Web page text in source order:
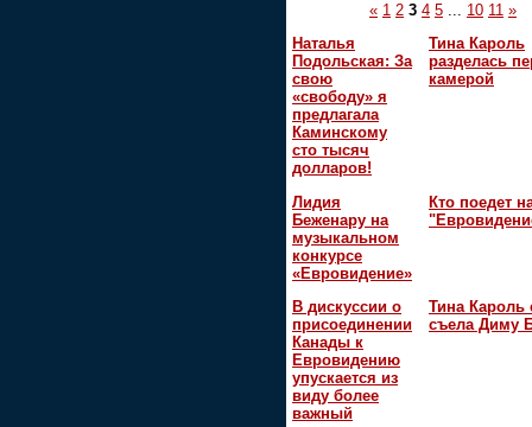
« 1 2 3 4 5 ... 10 11 »
Наталья
Подольская: За
свою
«свободу» я
предлагала
Каминскому
сто тысяч
долларов!
Тина Кароль
разделась
камерой
Лидия
Беженару на
музыкальном
конкурсе
«Евровидение»
Кто поедет
В дискуссии о
присоединении
Канады к
Евровидению
упускается из
виду более
важный
Тина Кароль
съела Диму